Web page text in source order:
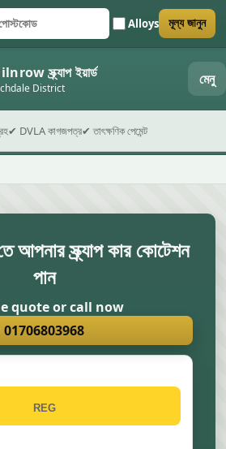
গাড়ির নম্বর
পোস্টকোড Alloys
ফর্ম জমা দিন মূল্য জানুন
স্ক্র্যাপ ইয়ার্ড
District মেনু
✔ DVLA কাগজপত্র✔ তাৎক্ষণিক পেমেন্ট
স্ক্র্যাপ কার কোটেশন
পান
quote or call now
01706803968